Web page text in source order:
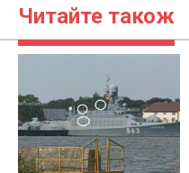
Читайте також